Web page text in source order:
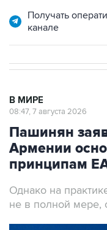
Получать
канале
В МИРЕ
08:47, 7 августа 2026
Пашинян
Армении
принципам
Однако на
не в полной мере,